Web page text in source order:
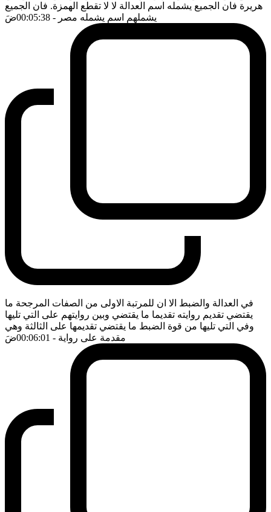
هريرة فان الجميع يشمله اسم العدالة لا لا تقطع الهمزة. فان الجميع
يشملهم اسم يشمله مصر - 00:05:38 ضَ
في العدالة والضبط الا ان للمرتبة الاولى من الصفات المرجحة ما
يقتضي تقديم روايته تقديما ما يقتضي وبين روايتهم على التي تليها
وفي التي تليها من قوة الضبط ما يقتضي تقديمها على الثالثة وهي
مقدمة على رواية - 00:06:01 ضَ